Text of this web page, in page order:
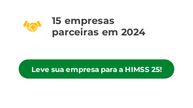
15 empresas
parceiras em 2024
Leve sua empresa para a HIMSS 25!